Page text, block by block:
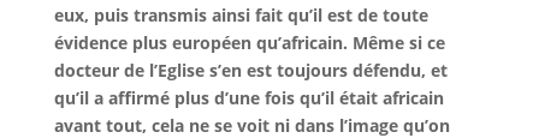
eux, puis transmis ainsi fait qu’il est de toute
évidence plus européen qu’africain. Même si ce
docteur de l’Eglise s’en est toujours défendu, et
qu’il a affirmé plus d’une fois qu’il était africain
avant tout, cela ne se voit ni dans l’image qu’on